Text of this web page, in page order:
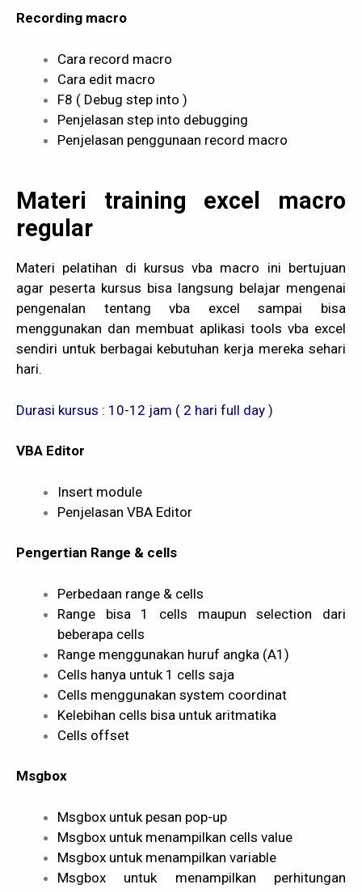
Recording macro
Cara record macro
Cara edit macro
F8 ( Debug step into )
Penjelasan step into debugging
Penjelasan penggunaan record macro
Materi training excel macro
regular
Materi pelatihan di kursus vba macro ini bertujuan
agar peserta kursus bisa langsung belajar mengenai
pengenalan tentang vba excel sampai bisa
menggunakan dan membuat aplikasi tools vba excel
sendiri untuk berbagai kebutuhan kerja mereka sehari
hari.
Durasi kursus : 10-12 jam ( 2 hari full day )
VBA Editor
Insert module
Penjelasan VBA Editor
Pengertian Range & cells
Perbedaan range & cells
Range bisa 1 cells maupun selection dari
beberapa cells
Range menggunakan huruf angka (A1)
Cells hanya untuk 1 cells saja
Cells menggunakan system coordinat
Kelebihan cells bisa untuk aritmatika
Cells offset
Msgbox
Msgbox untuk pesan pop-up
Msgbox untuk menampilkan cells value
Msgbox untuk menampilkan variable
Msgbox untuk menampilkan perhitungan